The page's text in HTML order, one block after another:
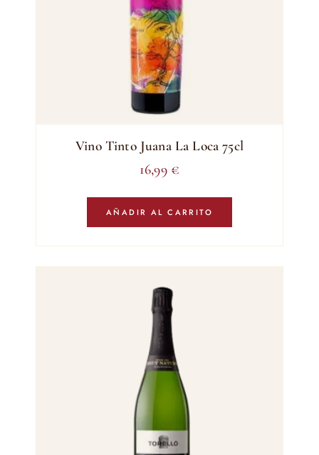
Vino Tinto Juana La Loca 75cl
16,99 €
AÑADIR AL CARRITO